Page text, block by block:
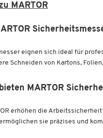
MARTOR
eignen sich ideal für
Schneiden von Kartons,
MARTOR
erhöhen die
sie präzises und